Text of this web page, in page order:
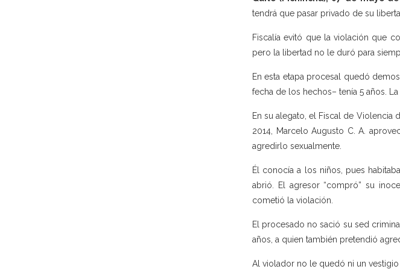
tendrá que pasar privado de su
Fiscalía evitó que la violación que
pero la libertad no le duró para
En esta etapa procesal quedó
fecha de los hechos– tenía 5 años.
En su alegato, el Fiscal de Violencia
2014, Marcelo Augusto C. A.
agredirlo sexualmente.
Él conocía a los niños, pues
abrió. El agresor “compró” su
cometió la violación.
El procesado no sació su sed
años, a quien también pretendió
Al violador no le quedó ni un